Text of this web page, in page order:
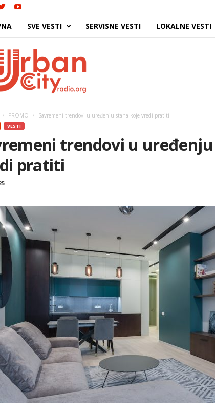
SVE VESTI SERVISNE VESTI LOKALNE VESTI
PROMO Savremeni trendovi u uređenju stana koje vredi pratiti
VESTI
trendovi u
pratiti